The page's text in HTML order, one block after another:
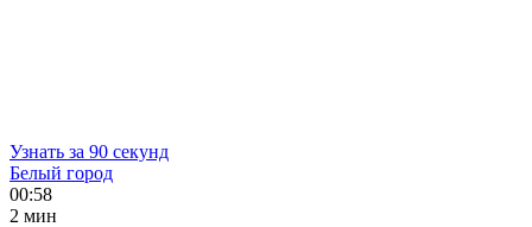
Узнать за 90 секунд
Белый город
00:58
2 мин